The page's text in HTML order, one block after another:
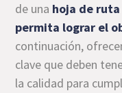
de una hoja de
permita lograr el
continuación,
clave que deben
la calidad para